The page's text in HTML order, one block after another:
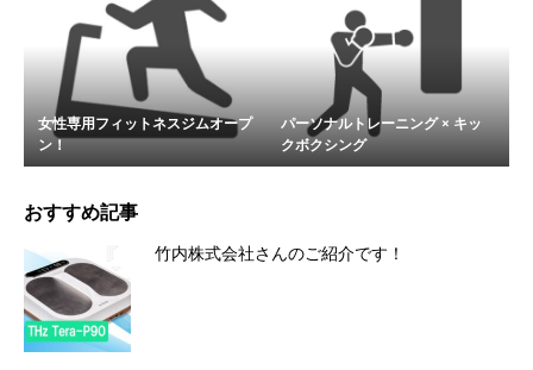
女性専用フィットネスジムオープ
ン！
パーソナルトレーニング × キッ
クボクシング
おすすめ記事
竹内株式会社さんのご紹介です！